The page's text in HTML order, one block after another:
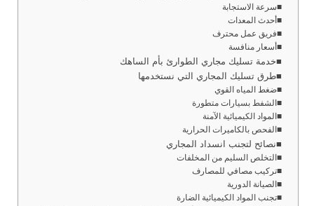
سرعة الاستجابة
أحدث المعدات
فريق عمل محترف
أسعار منافسة
خدمة تسليك مجاري الطوارئ بأم الساهك
طرق تسليك المجاري التي نستخدمها
ضغط المياه القوي
الشفط بسيارات متطورة
المواد الكيميائية الآمنة
الفحص بالكاميرات الحرارية
نصائح لتجنب انسداد المجاري
التخلص السليم من المخلفات
تركيب مصافي للمصارف
الصيانة الدورية
تجنب المواد الكيميائية الضارة